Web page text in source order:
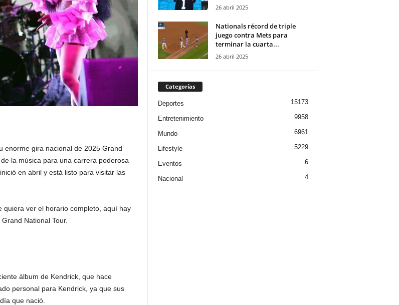
gira nacional de 2025 Grand
la música para una carrera poderosa
en abril y está listo para visitar las
quiera ver el horario completo, aquí hay
National Tour.
álbum de Kendrick, que hace
personal para Kendrick, ya que sus
que nació.
26 abril 2025
Nationals récord de triple
juego contra Mets para
terminar la cuarta...
26 abril 2025
Categorías
Deportes 15173
Entretenimiento 9958
Mundo 6961
Lifestyle 5229
Eventos 6
Nacional 4